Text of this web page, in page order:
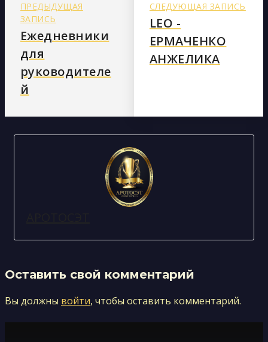
ПРЕДЫДУЩАЯ
ЗАПИСЬ
Ежедневники
для
руководителе
й
СЛЕДУЮЩАЯ ЗАПИСЬ
LEO -
ЕРМАЧЕНКО
АНЖЕЛИКА
Оставить свой комментарий
Вы должны войти, чтобы оставить комментарий.